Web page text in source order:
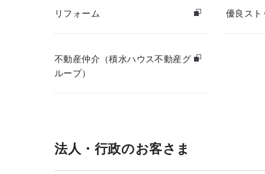
リフォーム 優良ス
不動産仲介（積水ハウス不動産グ
ループ）
法人・行政のお客さま